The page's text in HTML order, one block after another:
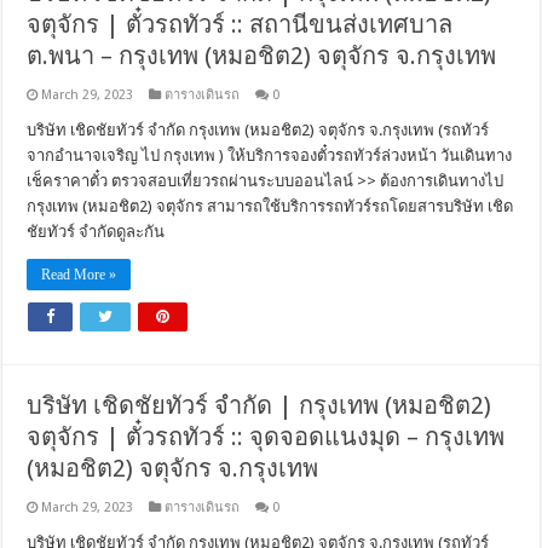
จตุจักร | ตั๋วรถทัวร์ :: สถานีขนส่งเทศบาล
ต.พนา – กรุงเทพ (หมอชิต2) จตุจักร จ.กรุงเทพ
March 29, 2023 ตารางเดินรถ 0
บริษัท เชิดชัยทัวร์ จำกัด กรุงเทพ (หมอชิต2) จตุจักร จ.กรุงเทพ (รถทัวร์
จากอำนาจเจริญ ไป กรุงเทพ ) ให้บริการจองตั๋วรถทัวร์ล่วงหน้า วันเดินทาง
เช็คราคาตั๋ว ตรวจสอบเที่ยวรถผ่านระบบออนไลน์ >> ต้องการเดินทางไป
กรุงเทพ (หมอชิต2) จตุจักร สามารถใช้บริการรถทัวร์รถโดยสารบริษัท เชิด
ชัยทัวร์ จำกัดดูละกัน
Read More »
บริษัท เชิดชัยทัวร์ จำกัด | กรุงเทพ (หมอชิต2)
จตุจักร | ตั๋วรถทัวร์ :: จุดจอดแนงมุด – กรุงเทพ
(หมอชิต2) จตุจักร จ.กรุงเทพ
March 29, 2023 ตารางเดินรถ 0
บริษัท เชิดชัยทัวร์ จำกัด กรุงเทพ (หมอชิต2) จตุจักร จ.กรุงเทพ (รถทัวร์